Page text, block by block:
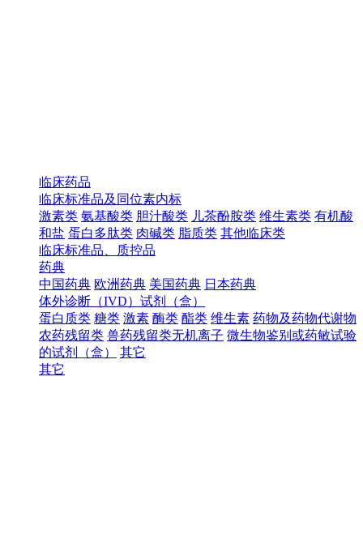
临床药品
临床标准品及同位素内标
激素类 氨基酸类 胆汁酸类 儿茶酚胺类 维生素类 有机酸
和盐 蛋白多肽类 肉碱类 脂质类 其他临床类
临床标准品、质控品
药典
中国药典 欧洲药典 美国药典 日本药典
体外诊断（IVD）试剂（盒）
蛋白质类 糖类 激素 酶类 酯类 维生素 药物及药物代谢物
农药残留类 兽药残留类无机离子 微生物鉴别或药敏试验
的试剂（盒）
其它
其它